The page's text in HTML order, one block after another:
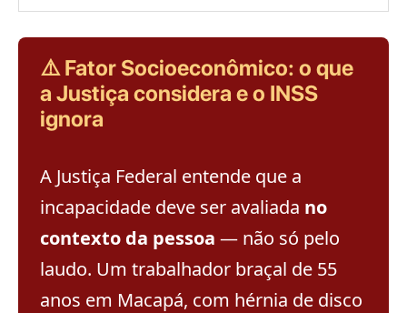
⚠️ Fator Socioeconômico: o que
a Justiça considera e o INSS
ignora
A Justiça Federal entende que a
incapacidade deve ser avaliada no
contexto da pessoa — não só pelo
laudo. Um trabalhador braçal de 55
anos em Macapá, com hérnia de disco